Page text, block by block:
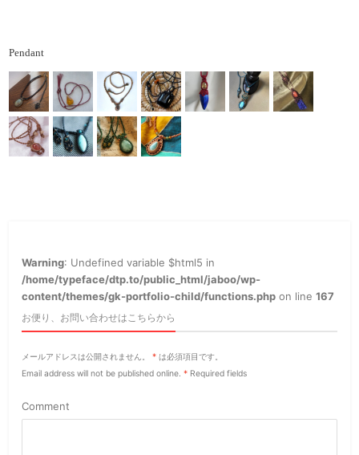
Pendant
Warning: Undefined variable $html5 in
/home/typeface/dtp.to/public_html/jaboo/wp-
content/themes/gk-portfolio-child/functions.php on line167
お便り、お問い合わせはこちらから
メールアドレスは公開されません。* は必須項目です。
Email address will not be published online.* Required fields
Comment